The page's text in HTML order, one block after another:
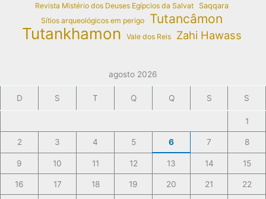
Revista Mistério dos Deuses Egípcios da Salvat
Saqqara
Sítios arqueológicos em perigo
Tutancâmon
Tutankhamon Vale dos Reis Zahi Hawass
agosto 2026
D S T Q Q S S
1
2 3 4 5 6 7 8
9 10 11 12 13 14 15
16 17 18 19 20 21 22